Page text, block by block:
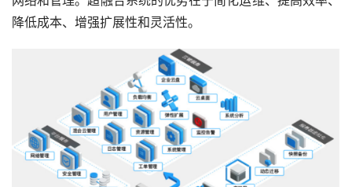
降低成本、增强扩展性和灵活性。